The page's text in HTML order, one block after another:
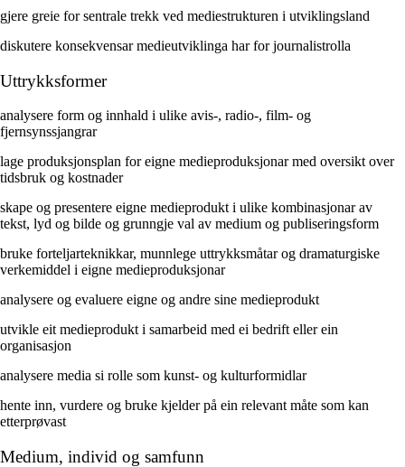
gjere greie for sentrale trekk ved mediestrukturen i utviklingsland
diskutere konsekvensar medieutviklinga har for journalistrolla
Uttrykksformer
analysere form og innhald i ulike avis-, radio-, film- og
fjernsynssjangrar
lage produksjonsplan for eigne medieproduksjonar med oversikt over
tidsbruk og kostnader
skape og presentere eigne medieprodukt i ulike kombinasjonar av
tekst, lyd og bilde og grunngje val av medium og publiseringsform
bruke forteljarteknikkar, munnlege uttrykksmåtar og dramaturgiske
verkemiddel i eigne medieproduksjonar
analysere og evaluere eigne og andre sine medieprodukt
utvikle eit medieprodukt i samarbeid med ei bedrift eller ein
organisasjon
analysere media si rolle som kunst- og kulturformidlar
hente inn, vurdere og bruke kjelder på ein relevant måte som kan
etterprøvast
Medium, individ og samfunn